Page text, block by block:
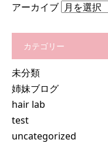
アーカイブ
カテゴリー
未分類
姉妹ブログ
hair lab
test
uncategorized